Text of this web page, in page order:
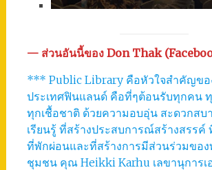
— ส่วนอันนี้ของ Don Thak
*** Public Library คือหัวใจสำคัญขอ
ประเทศฟินแลนด์ คือที่ๆต้อนรับทุกคน
ทุกเชื้อชาติ ด้วยความอบอุ่น สะดวกสบ
เรียนรู้ ที่สร้างประสบการณ์สร้างสรรค์
ที่พักผ่อนและที่สร้างการมีส่วนร่วมขอ
ชุมชน คุณ Heikki Karhu เลขานุการเ